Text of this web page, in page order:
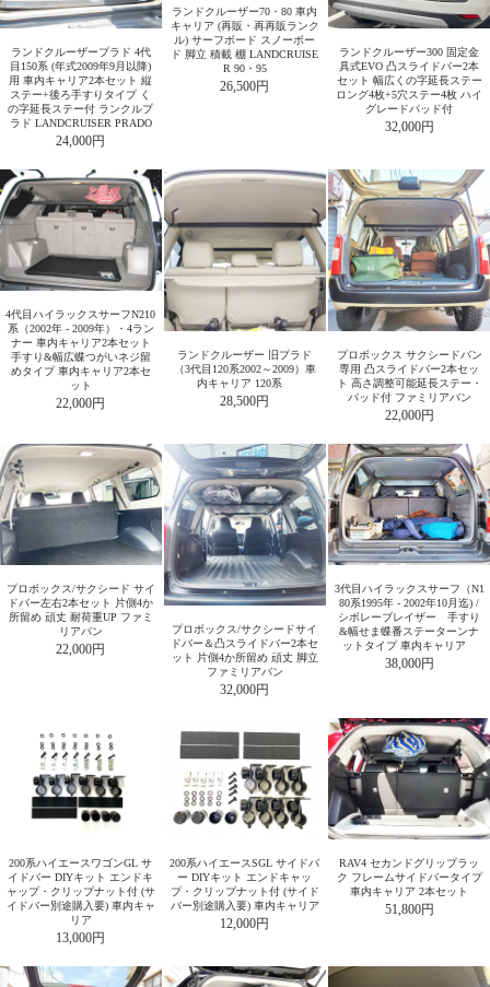
ランドクルーザープラド 4代
目150系 (年式2009年9月以降)
用 車内キャリア2本セット 縦
ステー+後ろ手すりタイプ く
の字延長ステー付 ランクルプ
ラド LANDCRUISER PRADO
24,000円
ランドクルーザー70・80 車内
キャリア (再販・再再販ランク
ル) サーフボード スノーボー
ド 脚立 積載 棚 LANDCRUISE
R 90・95
26,500円
ランドクルーザー300 固定金
具式EVO 凸スライドバー2本
セット 幅広くの字延長ステー
ロング4枚+5穴ステー4枚 ハイ
グレードパッド付
32,000円
4代目ハイラックスサーフN210
系（2002年 - 2009年）・4ラン
ナー 車内キャリア2本セット
手すり&幅広蝶つがいネジ留
めタイプ 車内キャリア2本セ
ット
22,000円
ランドクルーザー 旧プラド
（3代目120系2002～2009）車
内キャリア 120系
28,500円
プロボックス サクシードバン
専用 凸スライドバー2本セッ
ト 高さ調整可能延長ステー・
パッド付 ファミリアバン
22,000円
プロボックス/サクシード サイ
ドバー左右2本セット 片側4か
所留め 頑丈 耐荷重UP ファミ
リアバン
22,000円
プロボックス/サクシードサイ
ドバー＆凸スライドバー2本セ
ット 片側4か所留め 頑丈 脚立
ファミリアバン
32,000円
3代目ハイラックスサーフ（N1
80系1995年 - 2002年10月迄) /
シボレーブレイザー 手すり
&幅せま蝶番ステーターンナ
ットタイプ 車内キャリア
38,000円
200系ハイエースワゴンGL サ
イドバー DIYキット エンドキ
ャップ・クリップナット付 (サ
イドバー別途購入要) 車内キャ
リア
13,000円
200系ハイエースSGL サイドバ
ー DIYキット エンドキャッ
プ・クリップナット付 (サイド
バー別途購入要) 車内キャリア
12,000円
RAV4 セカンドグリップラッ
ク フレームサイドバータイプ
車内キャリア 2本セット
51,800円